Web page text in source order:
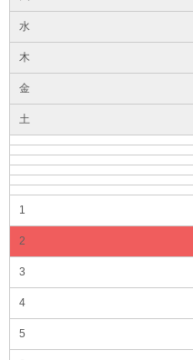
水
木
金
土
1
2
3
4
5